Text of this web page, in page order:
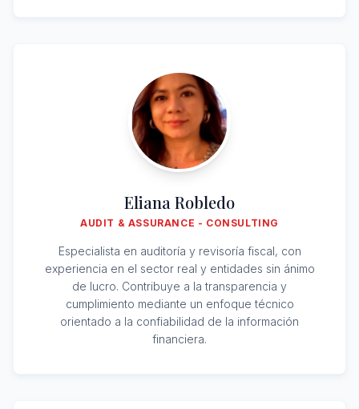
Eliana Robledo
AUDIT & ASSURANCE - CONSULTING
Especialista en auditoría y revisoría fiscal, con
experiencia en el sector real y entidades sin ánimo
de lucro. Contribuye a la transparencia y
cumplimiento mediante un enfoque técnico
orientado a la confiabilidad de la información
financiera.